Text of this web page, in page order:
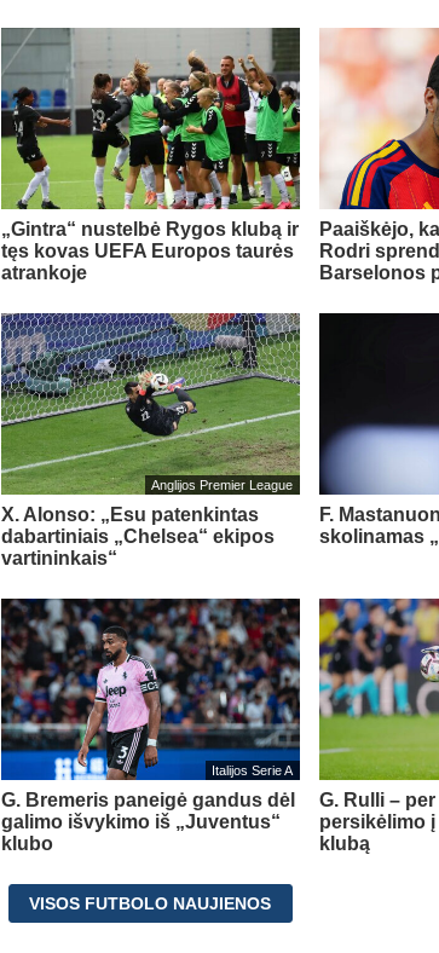
„Gintra“ nustelbė Rygos klubą ir
tęs kovas UEFA Europos taurės
atrankoje
Paaiškėjo,
Rodri
Barselonos
Anglijos Premier League
X. Alonso: „Esu patenkintas
dabartiniais „Chelsea“ ekipos
vartininkais“
F.
skolinamas
Italijos Serie A
G. Bremeris paneigė gandus dėl
galimo išvykimo iš „Juventus“
klubo
G. Rulli –
persikėlimo į
klubą
VISOS FUTBOLO NAUJIENOS